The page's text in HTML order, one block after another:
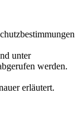
unter
werden.
erläutert.